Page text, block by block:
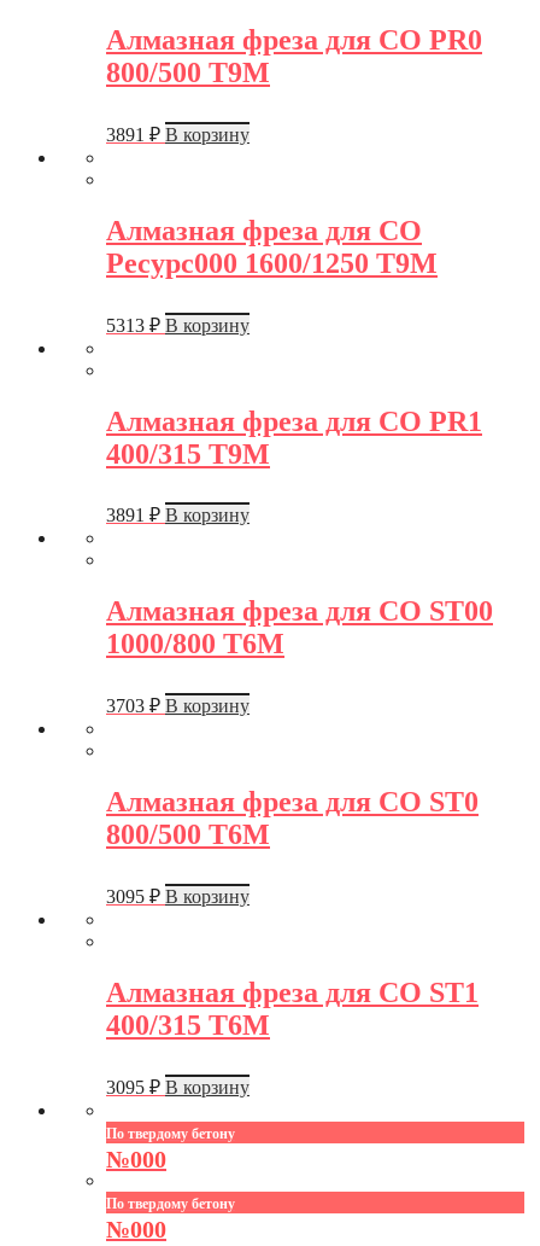
Алмазная фреза для СО PR0
800/500 Т9М
3891 ₽ В корзину
Алмазная фреза для СО
Ресурс000 1600/1250 Т9М
5313 ₽ В корзину
Алмазная фреза для СО PR1
400/315 Т9М
3891 ₽ В корзину
Алмазная фреза для СО ST00
1000/800 Т6М
3703 ₽ В корзину
Алмазная фреза для СО ST0
800/500 Т6М
3095 ₽ В корзину
Алмазная фреза для СО ST1
400/315 Т6М
3095 ₽ В корзину
По твердому бетону
№000
По твердому бетону
№000